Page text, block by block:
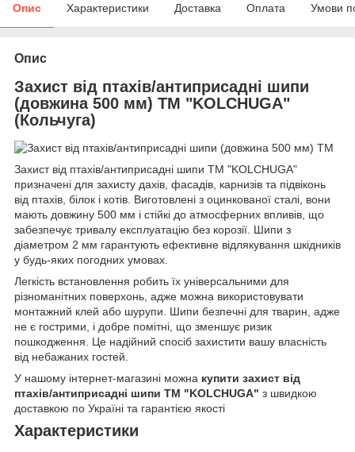
Опис Характеристики Доставка Оплата Умови
Опис
Захист від птахів/антиприсадні шипи
(довжина 500 мм) ТМ "KOLCHUGA"
(Кольчуга)
Захист від птахів/антиприсадні шипи ТМ "KOLCHUGA"
призначені для захисту дахів, фасадів, карнизів та підвіконь
від птахів, білок і котів. Виготовлені з оцинкованої сталі, вони
мають довжину 500 мм і стійкі до атмосферних впливів, що
забезпечує тривалу експлуатацію без корозії. Шипи з
діаметром 2 мм гарантують ефективне відлякування шкідників
у будь-яких погодних умовах.
Легкість встановлення робить їх універсальними для
різноманітних поверхонь, адже можна використовувати
монтажний клей або шурупи. Шипи безпечні для тварин, адже
не є гострими, і добре помітні, що зменшує ризик
пошкодження. Це надійний спосіб захистити вашу власність
від небажаних гостей.
У нашому інтернет-магазині можна купити захист від
птахів/антиприсадні шипи ТМ "KOLCHUGA" з швидкою
доставкою по Україні та гарантією якості
Характеристики